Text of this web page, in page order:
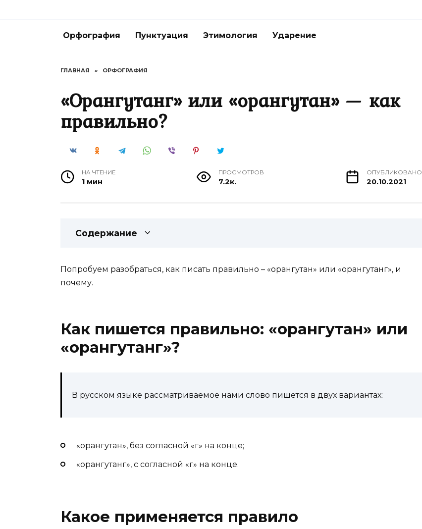
Орфография Пунктуация Этимология Ударение
ГЛАВНАЯ » ОРФОГРАФИЯ
«Орангутанг» или «орангутан» — как
правильно?
НА ЧТЕНИЕ
1 мин
ПРОСМОТРОВ
7.2к.
ОПУБЛИКОВАНО
20.10.2021
Содержание
Попробуем разобраться, как писать правильно – «орангутан» или «орангутанг», и
почему.
Как пишется правильно: «орангутан» или
«орангутанг»?
В русском языке рассматриваемое нами слово пишется в двух вариантах:
«орангутан», без согласной «г» на конце;
«орангутанг», с согласной «г» на конце.
Какое применяется правило